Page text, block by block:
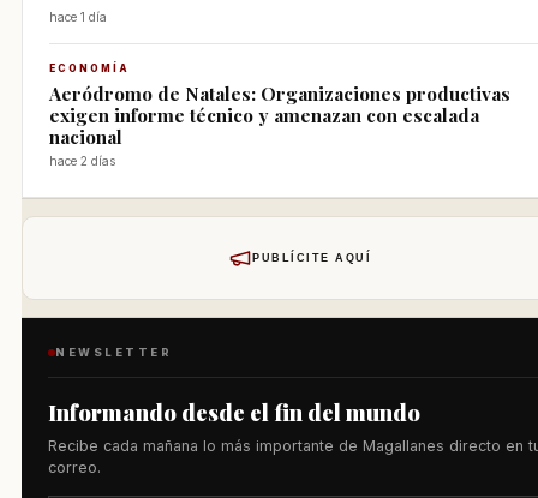
hace 1 día
ECONOMÍA
Aeródromo de Natales: Organizaciones productivas
exigen informe técnico y amenazan con escalada
nacional
hace 2 días
PUBLÍCITE AQUÍ
NEWSLETTER
Informando desde el fin del mundo
Recibe cada mañana lo más importante de Magallanes directo en
correo.